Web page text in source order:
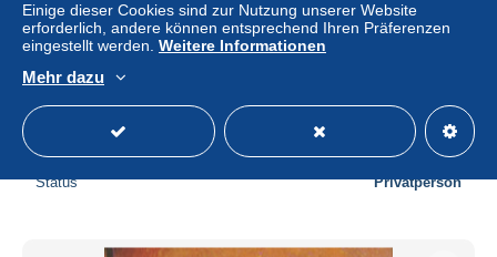
libramont ( belgique ) domaine de freux - laboratoire de
Status Privatperson
Einige dieser Cookies sind zur Nutzung unserer Website
erforderlich, andere können entsprechend Ihren Präferenzen
eingestellt werden. Weitere Informationen
Mehr dazu